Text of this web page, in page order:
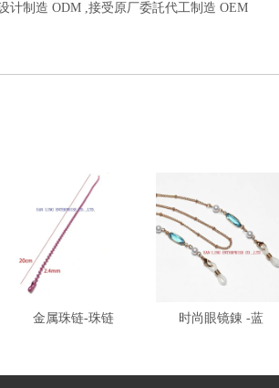
计制造 ODM ,接受原厂委託代工制造 OEM
金属珠链-珠链 时尚眼镜錬 -蓝